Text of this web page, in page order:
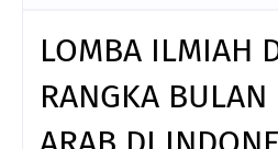
LOMBA ILMIAH
RANGKA BULAN